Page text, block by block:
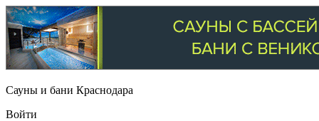
Сауны и бани Краснодара
Войти